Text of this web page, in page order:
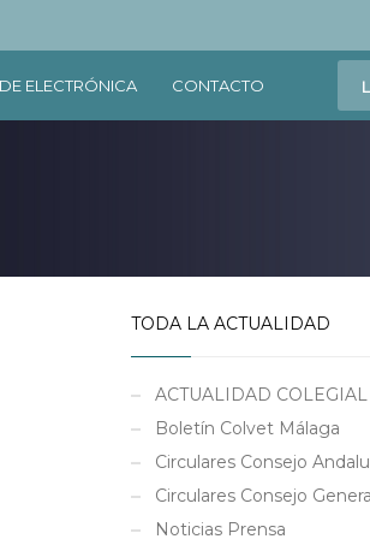
ELECTRÓNICA CONTACTO
TODA LA ACTUALIDAD
ACTUALIDAD COLEGIAL
Boletín Colvet Málaga
Circulares Consejo
Circulares Consejo
Noticias Prensa